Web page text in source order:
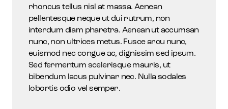
rhoncus tellus nisl at massa. Aenean
pellentesque neque ut dui rutrum, non
interdum diam pharetra. Aenean ut accumsan
nunc, non ultrices metus. Fusce arcu nunc,
euismod nec congue ac, dignissim sed ipsum.
Sed fermentum scelerisque mauris, ut
bibendum lacus pulvinar nec. Nulla sodales
lobortis odio vel semper.